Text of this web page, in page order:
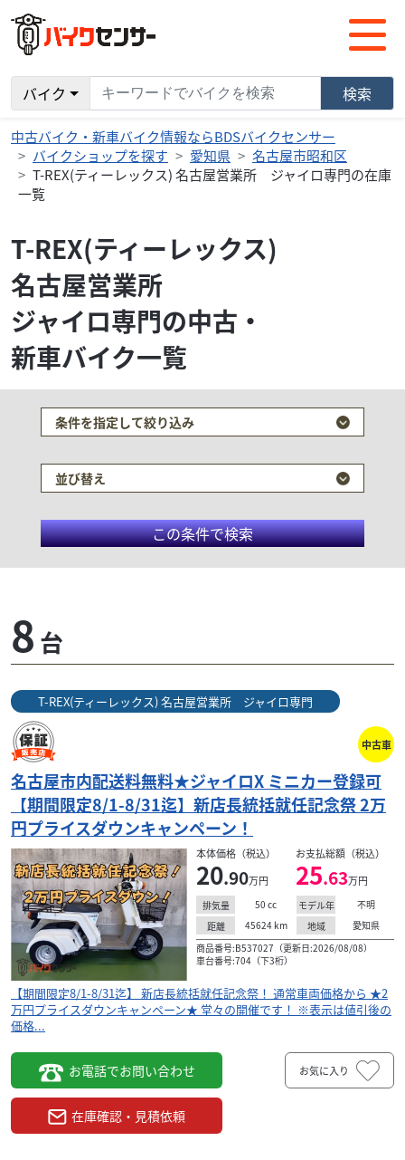
バイク 検索
中古バイク・新車バイク情報ならBDSバイクセンサー
バイクショップを探す
愛知県
名古屋市昭和区
T-REX(ティーレックス) 名古屋営業所 ジャイロ専門の在庫
一覧
T-REX(ティーレックス)
名古屋営業所
ジャイロ専門の中古・
新車バイク一覧
営業所 ジャイロ専門
にお任せ下さい。 ジャイロキャノピー、ジャイロX等
の販売とメンテナンスが当店の強みです。 簡単な点...
検索条件でおすすめの車両
ャイロ専門
録可
ホンダ
名古屋市内配送料無料★リード125【期間限定8/1-
条件を指定して絞り込み
並び替え
この条件で検索
8 台
T-REX(ティーレックス) 名古屋営業所 ジャイロ専門
中古車
名古屋市内配送料無料★ジャイロX ミニカー登録可
【期間限定8/1-8/31迄】新店長統括就任記念祭 2万
円プライスダウンキャンペーン！
本体価格（税込）
20.90万円
お支払総額（税込）
25.63万円
排気量 50 cc モデル年
不明
距離
45624 km 地域
愛知県
商品番号:B537027（更新日:2026/08/08）
車台番号:704（下3桁）
【期間限定8/1-8/31迄】 新店長統括就任記念祭！ 通常車両価格から ★2
万円プライスダウンキャンペーン★ 堂々の開催です！ ※表示は値引後の
価格...
お電話でお問い合わせ
在庫確認・見積依頼
お気に入り